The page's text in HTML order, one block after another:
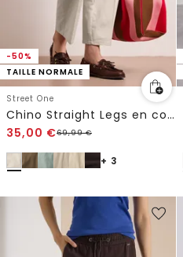
-50%
TAILLE NORMALE
Street One
Chino Straight Legs en coupe casual
35,00 €69,99€
+ 3